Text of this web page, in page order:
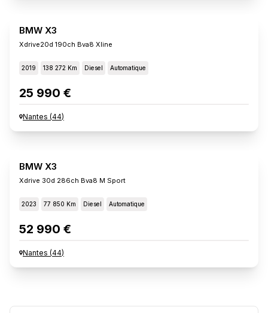
BMW X3
Xdrive20d 190ch Bva8 Xline
2019 138 272 Km Diesel Automatique
25 990 €
Nantes (44)
BMW X3
Xdrive 30d 286ch Bva8 M Sport
2023 77 850 Km Diesel Automatique
52 990 €
Nantes (44)